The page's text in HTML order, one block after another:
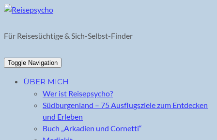
Skip
content
Für Reisesüchtige & Sich-Selbst-Finder
Toggle Navigation
ÜBER MICH
Wer ist Reisepsycho?
Südburgenland – 75 Ausflugsziele zum Entdecken
und Erleben
Buch „Arkadien und Cornetti“